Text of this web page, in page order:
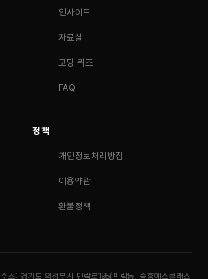
인사이트
자료실
코딩 퀴즈
FAQ
정책
개인정보처리방침
이용약관
환불정책
주소: 경기도 의정부시 민락로195(민락동, 중흥에스클래스